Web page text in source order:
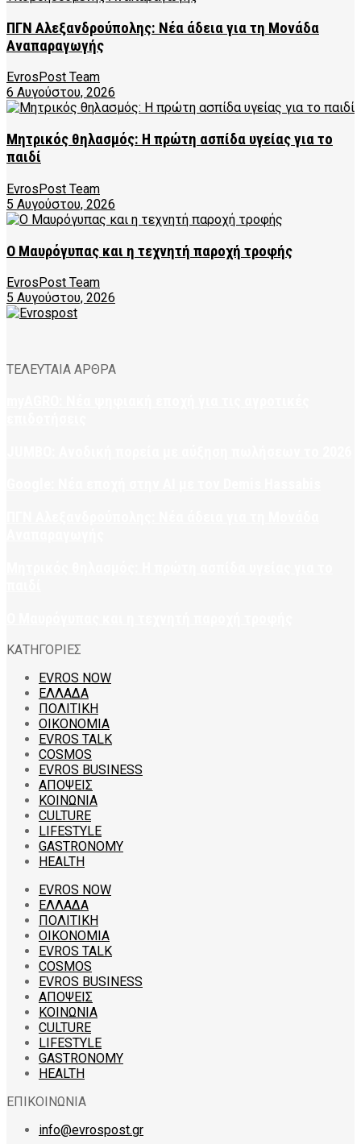
ΠΓΝ Αλεξανδρούπολης: Νέα άδεια για τη Μονάδα
Αναπαραγωγής
EvrosPost Team
6 Αυγούστου, 2026
Μητρικός θηλασμός: Η πρώτη ασπίδα υγείας για το
παιδί
EvrosPost Team
5 Αυγούστου, 2026
Ο Μαυρόγυπας και η τεχνητή παροχή τροφής
EvrosPost Team
5 Αυγούστου, 2026
ΤΕΛΕΥΤΑΙΑ ΑΡΘΡΑ
ΚΑΤΗΓΟΡΙΕΣ
EVROS NOW
ΕΛΛΑΔΑ
ΠΟΛΙΤΙΚΗ
ΟΙΚΟΝΟΜΙΑ
EVROS TALK
COSMOS
EVROS BUSINESS
ΑΠΟΨΕΙΣ
ΚΟΙΝΩΝΙΑ
CULTURE
LIFESTYLE
GASTRONOMY
HEALTH
EVROS NOW
ΕΛΛΑΔΑ
ΠΟΛΙΤΙΚΗ
ΟΙΚΟΝΟΜΙΑ
EVROS TALK
COSMOS
EVROS BUSINESS
ΑΠΟΨΕΙΣ
ΚΟΙΝΩΝΙΑ
CULTURE
LIFESTYLE
GASTRONOMY
HEALTH
ΕΠΙΚΟΙΝΩΝΙΑ
info@evrospost.gr